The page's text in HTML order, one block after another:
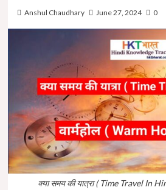
Anshul Chaudhary June 27, 2024 0
क्या समय की यात्रा ( Time Travel In